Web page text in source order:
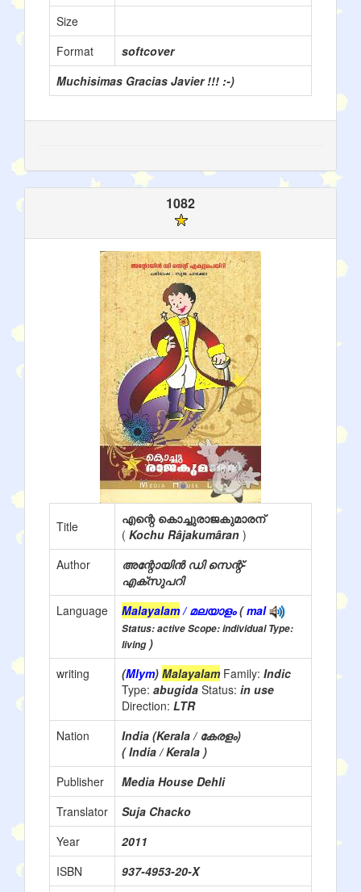
Size
Format
softcover
Muchisimas Gracias Javier !!! :-)
1082
Title
എന്റെ കൊച്ചുരാജകുമാരന്
( Kochu Râjakumâran )
Author
അന്റോയിൻ ഡി സെന്റ്-
എക്സുപറി
Language
Malayalam/ മലയാളം(mal
Status: active Scope: individual Type:
living)
writing
(Mlym) Malayalam Family: Indic
Type: abugida Status: in use
Direction: LTR
Nation
India (Kerala / കേരളം)
( India / Kerala )
Publisher
Media House Dehli
Translator
Suja Chacko
Year
2011
ISBN
937-4953-20-X